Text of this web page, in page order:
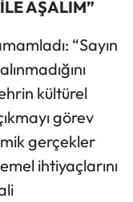
AŞALIM”
“Sayın
kültürel
görev
gerçekler
ihtiyaçlarını